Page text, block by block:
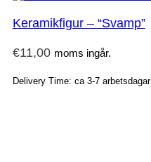
Keramikfigur – “Svamp”
€11,00 moms ingår.
Delivery Time: ca 3-7 arbetsdagar